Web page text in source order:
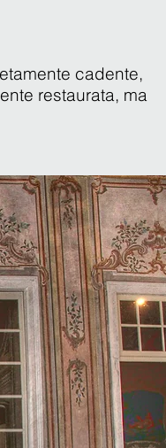
cadente,
restaurata, ma